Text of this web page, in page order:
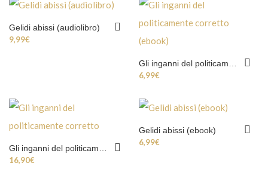
Gelidi abissi (audiolibro)
9,99€
6,99€
16,90€
Gelidi abissi (ebook)
6,99€